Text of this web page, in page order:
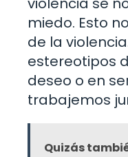
miedo. Esto
de la
estereotipos
deseo o en
trabajemos
Quizás